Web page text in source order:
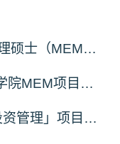
2027年上海海事大学工程管理硕士（MEM）宁波产教融合研究生培养项目
上海交通大学生命科学技术学院MEM项目全新介绍
2027中央财经大学MEM「投资管理」项目招生专题正式上线